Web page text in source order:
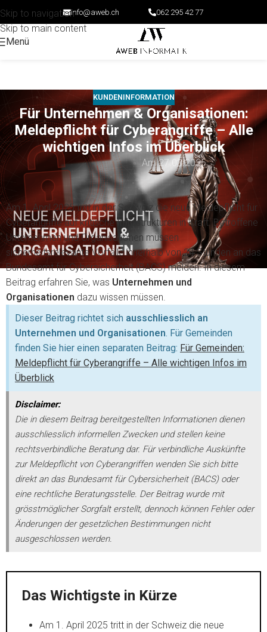
Skip to navigation
Skip to main content
info@aweb.ch 062 295 42 77
Menü
KUNDENINFORMATION
Für Unternehmen & Organisationen:
Meldepflicht für Cyberangriffe – Alle
wichtigen Infos im Überblick
Am 27.03.2025
Am 1. April 2025 tritt in der Schweiz die neue Meldepflicht für
Cyberangriffe auf kritische Infrastrukturen in Kraft. Betroffene
Unternehmen und Organisationen müssen
sicherheitsrelevante Vorfälle innerhalb von 24 Stunden an das
Bundesamt für Cybersicherheit (BACS) melden. In diesem
Beitrag erfahren Sie, was Unternehmen und
Organisationen dazu wissen müssen.
Dieser Beitrag richtet sich ausschliesslich an
Unternehmen und Organisationen. Für Gemeinden
finden Sie hier einen separaten Beitrag: Für Gemeinden:
Meldepflicht für Cyberangriffe – Alle wichtigen Infos im
Überblick
Disclaimer:
Die in diesem Beitrag bereitgestellten Informationen dienen
ausschliesslich informellen Zwecken und stellen keine
rechtsverbindliche Beratung dar. Für verbindliche Auskünfte
zur Meldepflicht von Cyberangriffen wenden Sie sich bitte
direkt an das Bundesamt für Cybersicherheit (BACS) oder
eine rechtliche Beratungsstelle. Der Beitrag wurde mit
grösstmöglicher Sorgfalt erstellt, dennoch können Fehler oder
Änderungen der gesetzlichen Bestimmungen nicht
ausgeschlossen werden.
Das Wichtigste in Kürze
Am 1. April 2025 tritt in der Schweiz die neue